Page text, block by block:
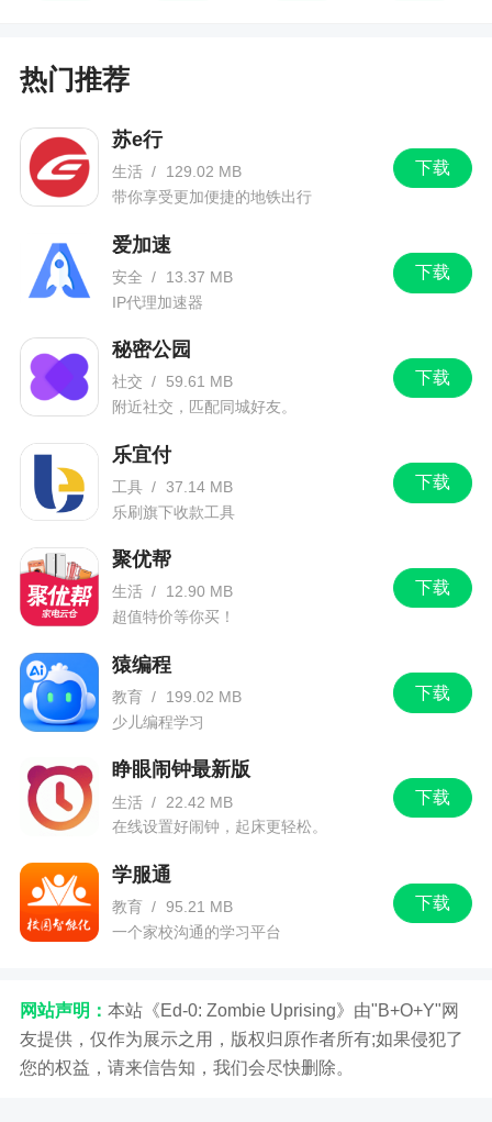
1、优化功能，界面更美观
2、修改个别机型闪退的问题
3、优化体验，修复其它bug
热门推荐
下载
苏e行
生活 /
129.02 MB
带你享受更加便捷的地铁出行
下载
爱加速
安全 /
13.37 MB
IP代理加速器
下载
秘密公园
社交 /
59.61 MB
附近社交，匹配同城好友。
下载
乐宜付
工具 / 37.14 MB
乐刷旗下收款工具
下载
聚优帮
生活 /
12.90 MB
超值特价等你买！
下载
猿编程
教育 /
199.02 MB
少儿编程学习
下载
睁眼闹钟最新版
生活 /
22.42 MB
在线设置好闹钟，起床更轻松。
下载
学服通
教育 / 95.21 MB
一个家校沟通的学习平台
网站声明： 本站《Ed-0: Zombie Uprising》由"B+O+Y"网
友提供，仅作为展示之用，版权归原作者所有;如果侵犯了
您的权益，请来信告知，我们会尽快删除。